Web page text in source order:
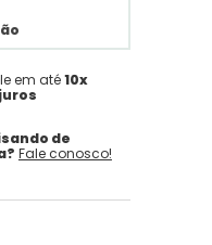
em até10x
de
Fale conosco!